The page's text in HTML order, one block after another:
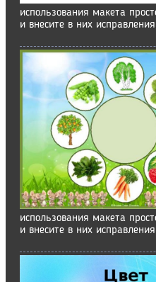
использования макета
и внесите в них
использования макета
и внесите в них